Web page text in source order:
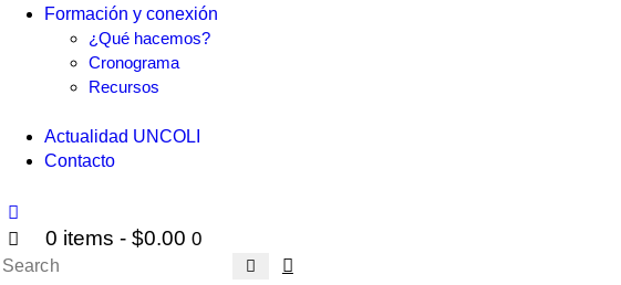
Formación y conexión
¿Qué hacemos?
Cronograma
Recursos
Actualidad UNCOLI
Contacto
0 items - $0.00 0
Search